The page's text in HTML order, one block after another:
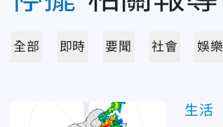
全部 即時 要聞 社會 娛樂
生活